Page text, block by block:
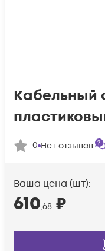
Кабельный
0 Нет отзывов
Ваша цена (шт):
610,68 ₽